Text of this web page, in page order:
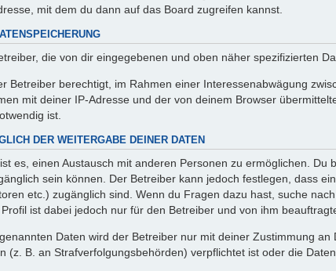
mit dem du dann auf das Board zugreifen kannst.
die von dir eingegebenen und oben näher spezifizierten
Betreiber berechtigt, im Rahmen einer Interessenabwägung
mit deiner IP-Adresse und der von deinem Browser
ist.
DER WEITERGABE DEINER DATEN
es, einen Austausch mit anderen Personen zu ermöglichen.
sein können. Der Betreiber kann jedoch festlegen, dass
etc.) zugänglich sind. Wenn du Fragen dazu hast, suche
ist dabei jedoch nur für den Betreiber und von ihm
Daten wird der Betreiber nur mit deiner Zustimmung
(z. B. an Strafverfolgungsbehörden) verpflichtet ist oder die